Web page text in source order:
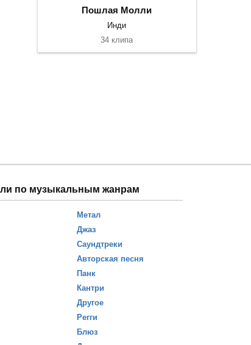
Пошлая Молли
Инди
34 клипа
по музыкальным жанрам
Метал
Джаз
Саундтреки
Авторская песня
Панк
Кантри
Другое
Регги
Блюз